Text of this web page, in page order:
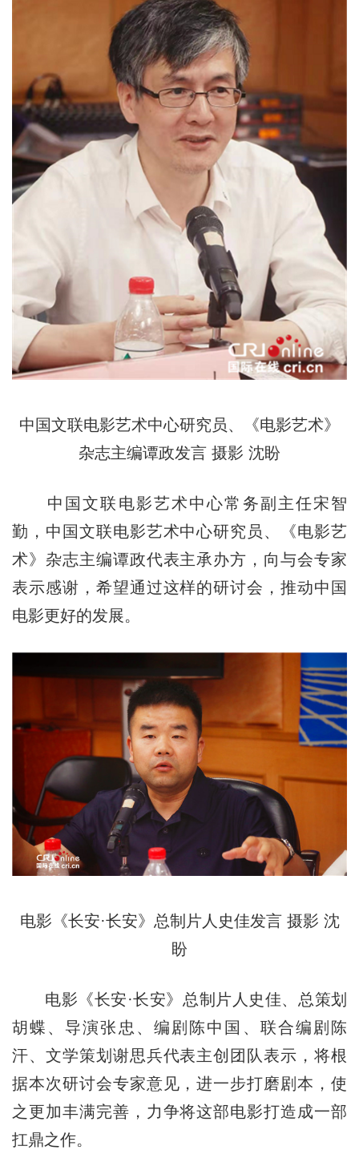
中国文联电影艺术中心研究员、《电影艺术》
杂志主编谭政发言 摄影 沈盼
中国文联电影艺术中心常务副主任宋智
勤，中国文联电影艺术中心研究员、《电影艺
术》杂志主编谭政代表主承办方，向与会专家
表示感谢，希望通过这样的研讨会，推动中国
电影更好的发展。
电影《长安·长安》总制片人史佳发言 摄影 沈
盼
电影《长安·长安》总制片人史佳、总策划
胡蝶、导演张忠、编剧陈中国、联合编剧陈
汗、文学策划谢思兵代表主创团队表示，将根
据本次研讨会专家意见，进一步打磨剧本，使
之更加丰满完善，力争将这部电影打造成一部
扛鼎之作。